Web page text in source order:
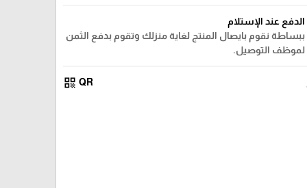
الدفع عند الإستلام
ببساطة نقوم بايصال المنتج لغاية منزلك وتقوم بدفع الثمن
لموظف التوصيل.
QR
qr_code